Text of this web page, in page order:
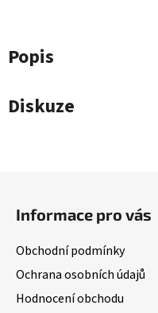
Popis
Diskuze
Informace pro vás
Obchodní podmínky
Ochrana osobních údajů
Hodnocení obchodu